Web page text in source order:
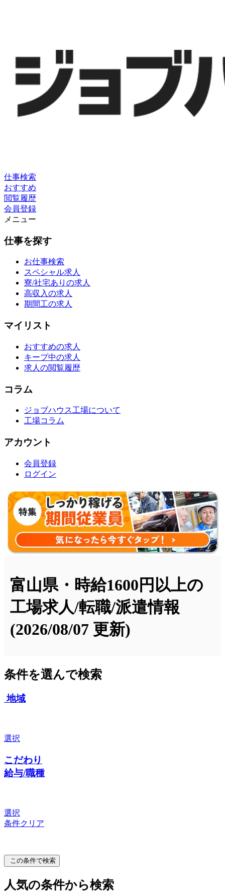
仕事検索
おすすめ
閲覧履歴
会員登録
メニュー
仕事を探す
お仕事検索
スペシャル求人
寮/社宅ありの求人
高収入の求人
期間工の求人
マイリスト
おすすめの求人
キープ中の求人
求人の閲覧履歴
コラム
ジョブハウス工場について
工場コラム
アカウント
会員登録
ログイン
富山県・時給1600円以上の
工場求人/転職/派遣情報
(2026/08/07 更新)
条件を選んで検索
地域
選択
こだわり
給与/職種
選択
条件クリア
この条件で検索
人気の条件から検索